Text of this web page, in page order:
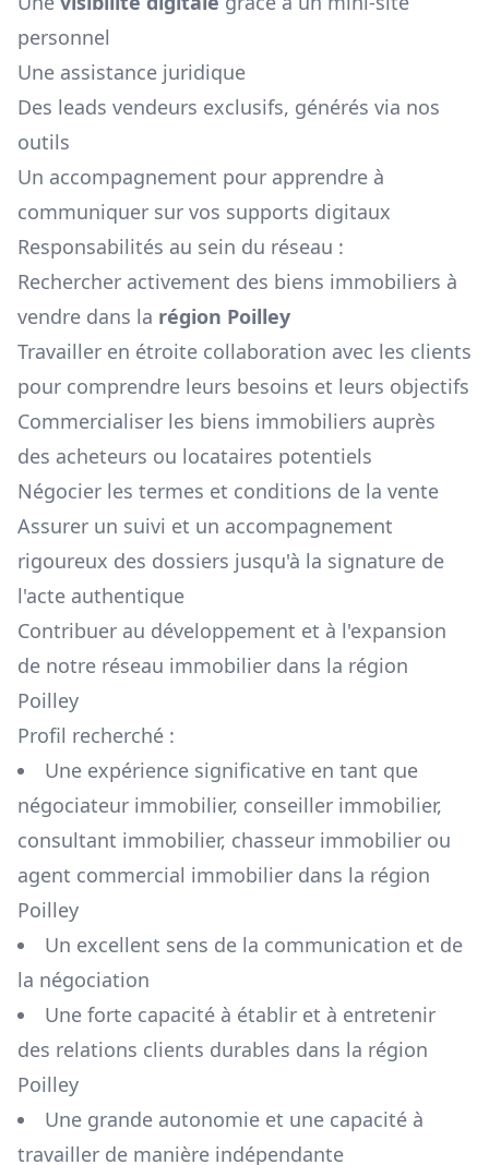
personnel
Une assistance juridique
Des leads vendeurs exclusifs, générés via nos
outils
Un accompagnement pour apprendre à
communiquer sur vos supports digitaux
Responsabilités au sein du réseau :
Rechercher activement des biens immobiliers à
vendre dans la région Poilley
Travailler en étroite collaboration avec les clients
pour comprendre leurs besoins et leurs objectifs
Commercialiser les biens immobiliers auprès
des acheteurs ou locataires potentiels
Négocier les termes et conditions de la vente
Assurer un suivi et un accompagnement
rigoureux des dossiers jusqu'à la signature de
l'acte authentique
Contribuer au développement et à l'expansion
de notre réseau immobilier dans la région
Poilley
Profil recherché :
Une expérience significative en tant que
négociateur immobilier, conseiller immobilier,
consultant immobilier, chasseur immobilier ou
agent commercial immobilier dans la région
Poilley
Un excellent sens de la communication et de
la négociation
Une forte capacité à établir et à entretenir
des relations clients durables dans la région
Poilley
Une grande autonomie et une capacité à
travailler de manière indépendante